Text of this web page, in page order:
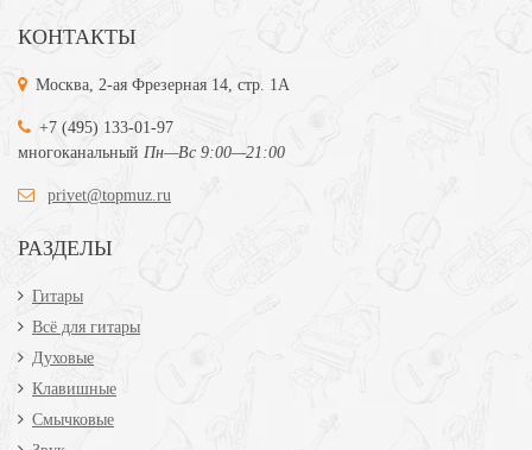
КОНТАКТЫ
Москва, 2-ая Фрезерная 14, стр. 1А
+7 (495) 133-01-97
многоканальный Пн—Вс 9:00—21:00
privet@topmuz.ru
РАЗДЕЛЫ
Гитары
Всё для гитары
Духовые
Клавишные
Смычковые